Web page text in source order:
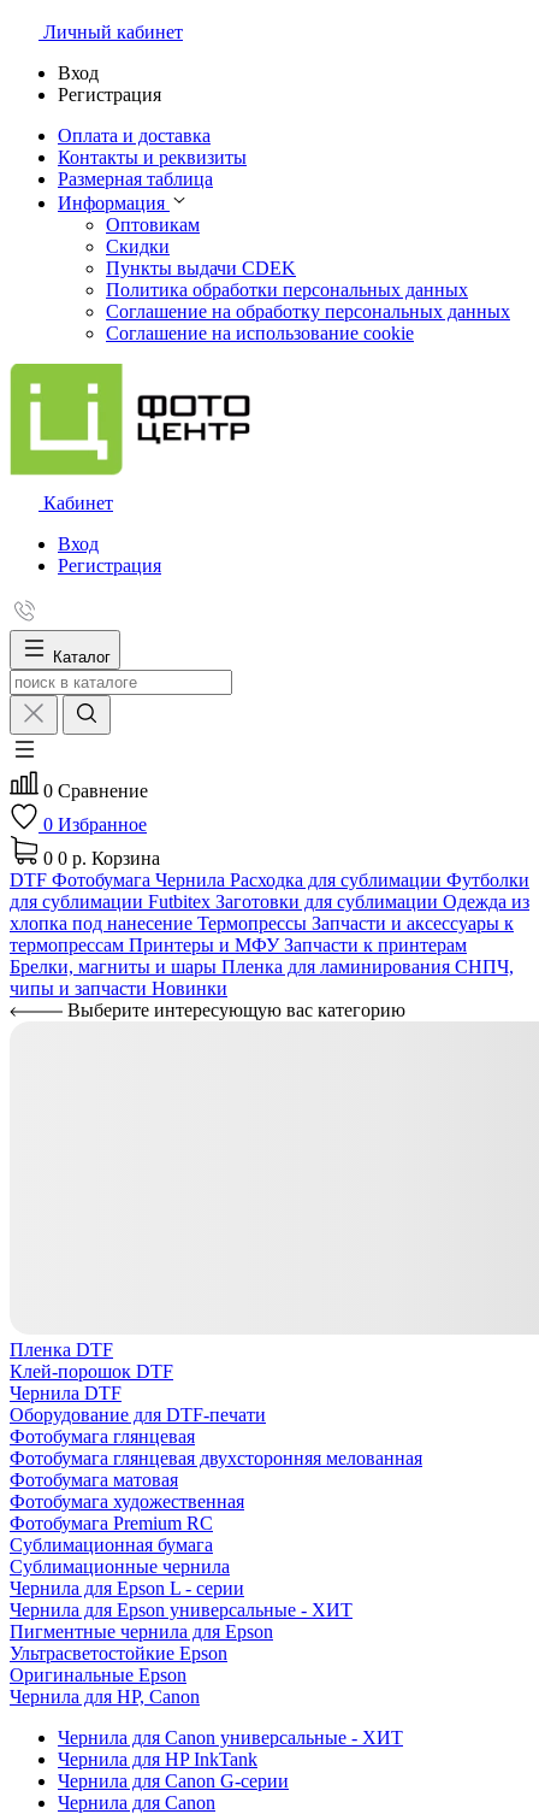
Личный кабинет
Вход
Регистрация
Оплата и доставка
Контакты и реквизиты
Размерная таблица
Информация
Оптовикам
Скидки
Пункты выдачи CDEK
Политика обработки персональных данных
Соглашение на обработку персональных данных
Соглашение на использование cookie
Кабинет
Вход
Регистрация
Каталог
0 Сравнение
0 Избранное
0 0 р. Корзина
DTF Фотобумага Чернила Расходка для сублимации Футболки
для сублимации Futbitex Заготовки для сублимации Одежда из
хлопка под нанесение Термопрессы Запчасти и аксессуары к
термопрессам Принтеры и МФУЗапчасти к принтерам
Брелки, магниты и шары Пленка для ламинирования СНПЧ,
чипы и запчасти Новинки
Выберите интересующую вас категорию
Пленка DTF
Клей-порошок DTF
Чернила DTF
Оборудование для DTF-печати
Фотобумага глянцевая
Фотобумага глянцевая двухсторонняя мелованная
Фотобумага матовая
Фотобумага художественная
Фотобумага Premium RC
Сублимационная бумага
Сублимационные чернила
Чернила для Epson L - серии
Чернила для Epson универсальные - ХИТ
Пигментные чернила для Epson
Ультрасветостойкие Epson
Оригинальные Epson
Чернила для HP, Canon
Чернила для Canon универсальные - ХИТ
Чернила для HP InkTank
Чернила для Canon G-серии
Чернила для Canon